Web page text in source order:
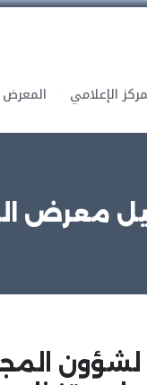
الإعلامي المعرض
معرض
لشؤون